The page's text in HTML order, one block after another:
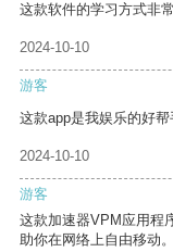
这款软件的学习方式非
2024-10-10
游客
这款app是我娱乐的好
2024-10-10
游客
这款加速器VPM应用程
助你在网络上自由移动。